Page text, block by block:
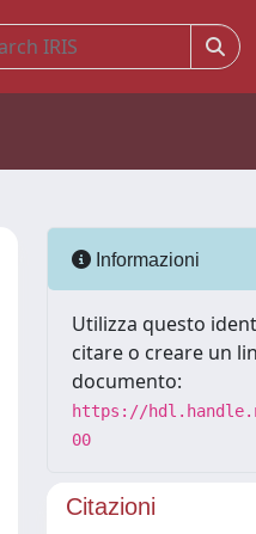
Informazioni
Utilizza questo
citare o creare un
documento:
https://
00
Citazioni